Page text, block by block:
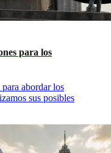
para los
abordar los
sus posibles